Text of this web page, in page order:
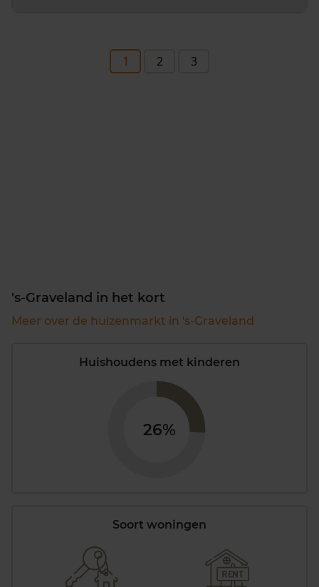
1 2 3
's-Graveland in het kort
Meer over de huizenmarkt in 's-Graveland
Huishoudens met kinderen
26%
Soort woningen